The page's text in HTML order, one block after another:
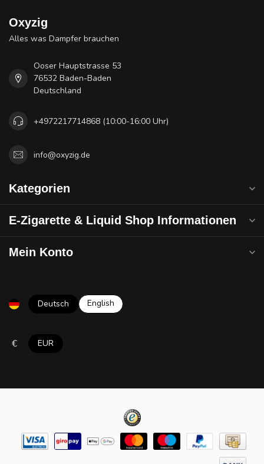
Oxyzig
Alles was Dampfer brauchen
Ooser Hauptstrasse 53
76532 Baden-Baden
Deutschland
+4972217714868 (10:00-16:00 Uhr)
info@oxyzig.de
Kategorien
E-Zigarette & Liquid Shop Informationen
Mein Konto
Deutsch English
€ EUR